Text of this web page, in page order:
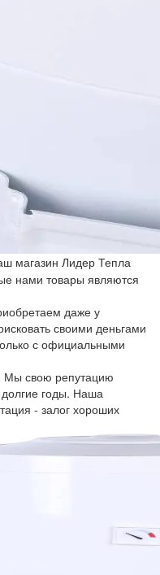
магазин Лидер Тепла
нами товары являются
даже у
своими деньгами
с официальными
Мы свою репутацию
годы. Наша
- залог хороших